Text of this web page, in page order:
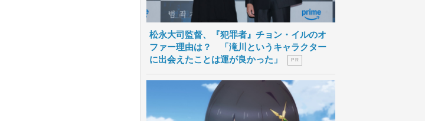
松永大司監督、『犯罪者』チョン・イルのオ
ファー理由は？ 「滝川というキャラクター
に出会えたことは運が良かった」
P R